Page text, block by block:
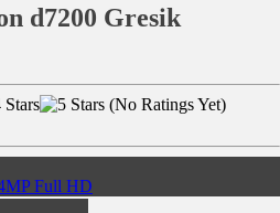
d7200 Gresik
(No Ratings Yet)